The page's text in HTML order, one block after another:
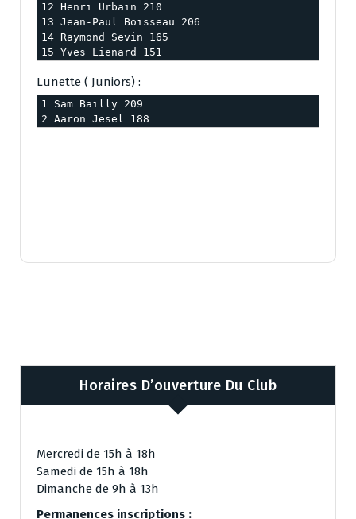
12 Henri Urbain 210
13 Jean-Paul Boisseau 206
14 Raymond Sevin 165
15 Yves Lienard 151
Lunette ( Juniors) :
1 Sam Bailly 209
2 Aaron Jesel 188
Horaires D’ouverture Du Club
Mercredi de 15h à 18h
Samedi de 15h à 18h
Dimanche de 9h à 13h
Permanences inscriptions :